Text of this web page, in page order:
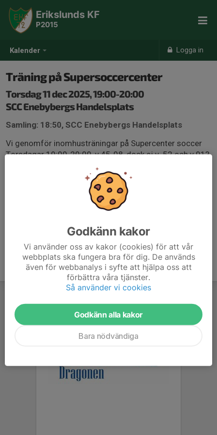
Kalender Logga in
Erikslunds KF
P2015
Träning på Supersoccercenter
Torsdag 11 dec 2025, 19:00-20:00
SCC Enebybergs Handelsplats
Samling: 18:50, SCC Enebybergs Handelsplats
Vi genomför inomhusträningar på Supercenter soccer
Torsdagar 19:00-20:00, v 45-08, dock ej v. 52 och v.01?
Vi har tecknat ett avtal med rätt till tre planer och 3
instruktörer från SCC (som leder träningen).
För deltagande krävs att fakturan om 1500kr är betald.
Godkänn kakor
Vi använder oss av kakor (cookies) för att vår
webbplats ska fungera bra för dig. De används
även för webbanalys i syfte att hjälpa oss att
förbättra våra tjänster.
Så använder vi cookies
Godkänn alla kakor
Bara nödvändiga